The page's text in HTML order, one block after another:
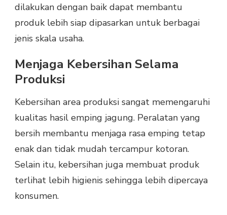
dilakukan dengan baik dapat membantu
produk lebih siap dipasarkan untuk berbagai
jenis skala usaha.
Menjaga Kebersihan Selama
Produksi
Kebersihan area produksi sangat memengaruhi
kualitas hasil emping jagung. Peralatan yang
bersih membantu menjaga rasa emping tetap
enak dan tidak mudah tercampur kotoran.
Selain itu, kebersihan juga membuat produk
terlihat lebih higienis sehingga lebih dipercaya
konsumen.